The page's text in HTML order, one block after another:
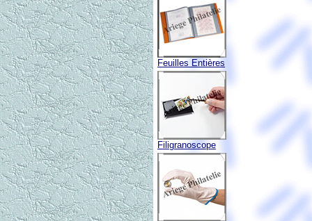
Feuilles Entières
Filigranoscope